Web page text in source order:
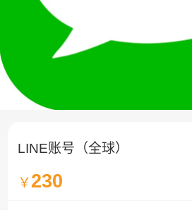
LINE账号（全球）
￥ 230